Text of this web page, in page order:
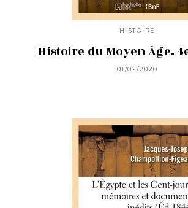
HISTOIRE
Histoire du Moyen Âge.
01/02/2020